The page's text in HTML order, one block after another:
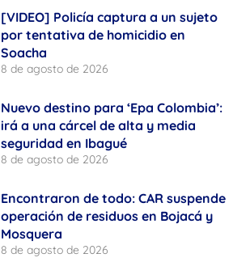
[VIDEO] Policía captura a un sujeto
por tentativa de homicidio en
Soacha
8 de agosto de 2026
Nuevo destino para ‘Epa Colombia’:
irá a una cárcel de alta y media
seguridad en Ibagué
8 de agosto de 2026
Encontraron de todo: CAR suspende
operación de residuos en Bojacá y
Mosquera
8 de agosto de 2026